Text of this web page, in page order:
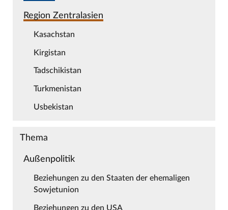
Region Zentralasien
Kasachstan
Kirgistan
Tadschikistan
Turkmenistan
Usbekistan
Thema
Außenpolitik
Beziehungen zu den Staaten der ehemaligen
Sowjetunion
Beziehungen zu den USA